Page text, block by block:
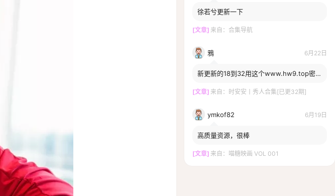
徐若兮更新一下
[文章] 来自： 合集导航
鴉 6月22日
新更新的18到32用这个www.hw9.top密码
嘛？
[文章] 来自： 时安安丨秀人合集[已更32期]
ymkof82 6月19日
高质量资源，很棒
[文章] 来自： 喵糖映画 VOL 001